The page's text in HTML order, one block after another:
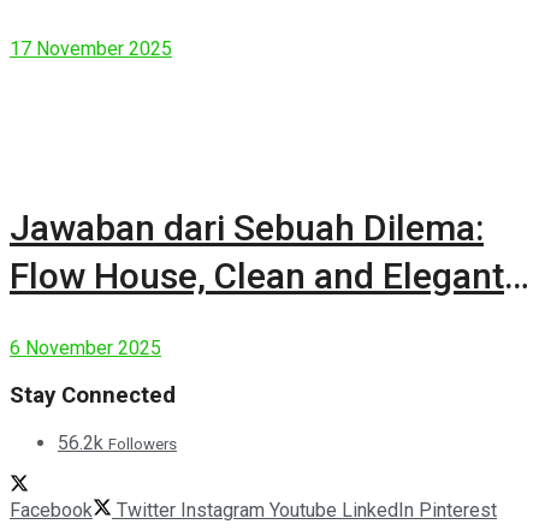
17 November 2025
Jawaban dari Sebuah Dilema:
Flow House, Clean and Elegant
6 November 2025
Stay Connected
56.2k Followers
Facebook Twitter Instagram Youtube LinkedIn Pinterest